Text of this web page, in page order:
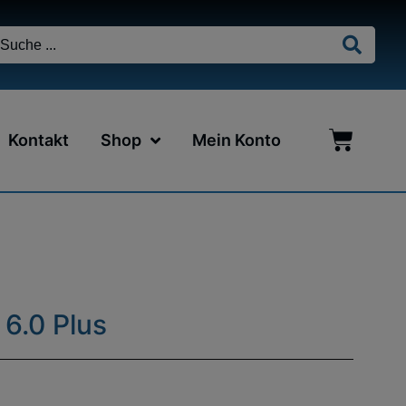
Kontakt Shop Mein Konto
Plus